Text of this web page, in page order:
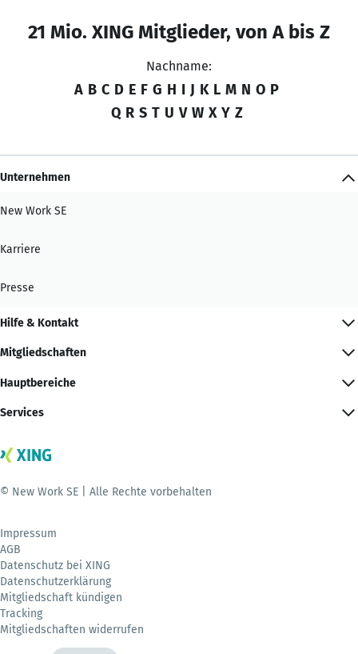
21 Mio. XING Mitglieder, von A bis Z
Nachname:
A B C D E F G H I J K L M N O P
Q R S T U V W X Y Z
Unternehmen
New Work SE
Karriere
Presse
Hilfe & Kontakt
Mitgliedschaften
Hauptbereiche
Services
© New Work SE | Alle Rechte vorbehalten
Impressum
AGB
Datenschutz bei XING
Datenschutzerklärung
Mitgliedschaft kündigen
Tracking
Mitgliedschaften widerrufen